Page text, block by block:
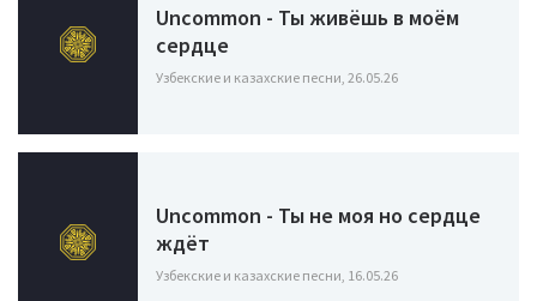
Uncommon - Ты живёшь в моём
сердце
Узбекские и казахские песни, 26.05.26
Uncommon - Ты не моя но сердце
ждёт
Узбекские и казахские песни, 16.05.26